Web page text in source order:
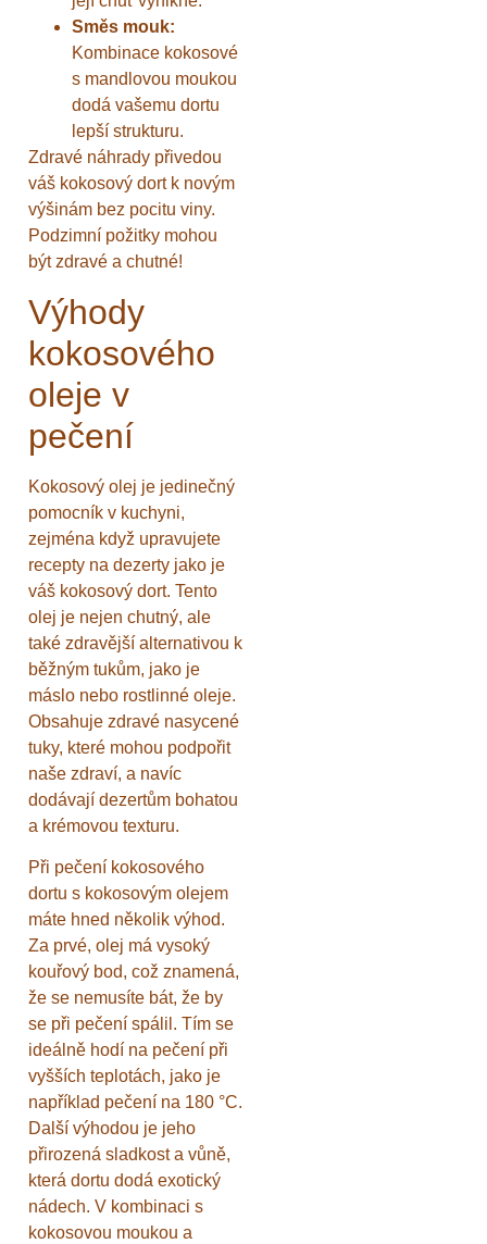
Směs mouk:
Kombinace kokosové
s mandlovou moukou
dodá vašemu dortu
lepší strukturu.
Zdravé náhrady přivedou
váš kokosový dort k novým
výšinám bez pocitu viny.
Podzimní požitky mohou
být zdravé a chutné!
Výhody
kokosového
oleje v
pečení
Kokosový olej je jedinečný
pomocník v kuchyni,
zejména když upravujete
recepty na dezerty jako je
váš kokosový dort. Tento
olej je nejen chutný, ale
také zdravější alternativou k
běžným tukům, jako je
máslo nebo rostlinné oleje.
Obsahuje zdravé nasycené
tuky, které mohou podpořit
naše zdraví, a navíc
dodávají dezertům bohatou
a krémovou texturu.
Při pečení kokosového
dortu s kokosovým olejem
máte hned několik výhod.
Za prvé, olej má vysoký
kouřový bod, což znamená,
že se nemusíte bát, že by
se při pečení spálil. Tím se
ideálně hodí na pečení při
vyšších teplotách, jako je
například pečení na 180 °C.
Další výhodou je jeho
přirozená sladkost a vůně,
která dortu dodá exotický
nádech. V kombinaci s
kokosovou moukou a